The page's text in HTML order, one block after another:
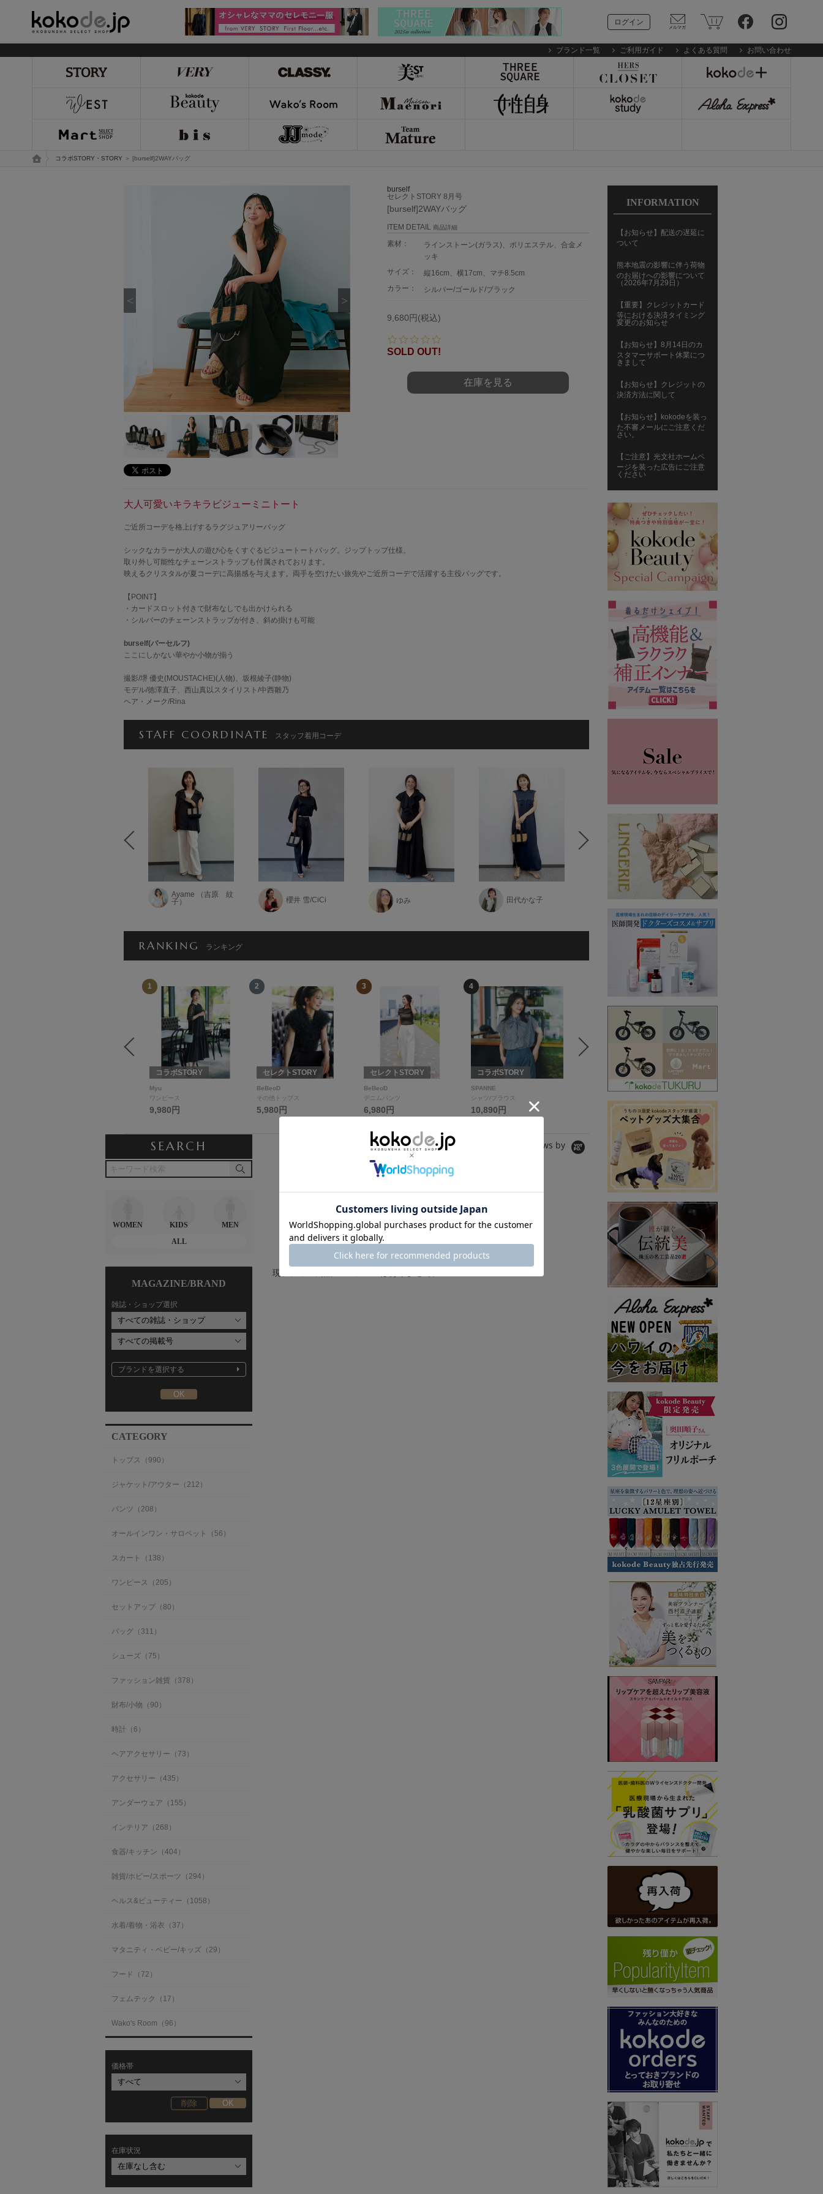
ログイン
ブランド一覧 ご利用ガイド よくある質問 お問い合わせ
トップページ
コラボSTORY・STORY ＞ [burself]2WAYバッグ
SEARCH
WOMEN KIDS
MEN
ALL
MAGAZINE/BRAND
雑誌・ショップ選択
ブランドを選択する
CATEGORY
トップス（990）
ジャケット/アウター（212）
パンツ（208）
オールインワン・サロペット（56）
スカート（138）
ワンピース（205）
セットアップ（80）
バッグ（311）
シューズ（75）
ファッション雑貨（378）
財布/小物（90）
時計（6）
ヘアアクセサリー（73）
アクセサリー（435）
アンダーウェア（155）
インテリア（268）
食器/キッチン（404）
雑貨/ホビー/スポーツ（294）
ヘルス&ビューティー（1058）
水着/着物・浴衣（37）
マタニティ・ベビー/キッズ（29）
フード（72）
フェムテック（17）
Wako's Room（96）
価格帯
在庫状況
burself
セレクトSTORY 8月号
[burself]2WAYバッグ
ITEM DETAIL 商品詳細
素材：
ラインストーン(ガラス)、ポリエステル、合金メ
ッキ
サイズ：
縦16cm、横17cm、マチ8.5cm
カラー：
シルバー/ゴールド/ブラック
9,680円(税込)
t
r
SOLD OUT!
在庫を見る
大人可愛いキラキラビジューミニトート
ご近所コーデを格上げするラグジュアリーバッグ
シックなカラーが大人の遊び心をくすぐるビジュートートバッグ。ジップトップ仕様。
取り外し可能性なチェーンストラップも付属されております。
映えるクリスタルが夏コーデに高揚感を与えます。両手を空けたい旅先やご近所コーデで活躍する主役バッグです。
【POINT】
・カードスロット付きで財布なしでも出かけられる
・シルバーのチェーンストラップが付き、斜め掛けも可能
burself(バーセルフ)
ここにしかない華やか小物が揃う
撮影/堺 優史(MOUSTACHE)(人物)、坂根綾子(静物)
モデル/徳澤直子、西山真以スタイリスト/中西雛乃
ヘア・メーク/Rina
STAFF COORDINATE スタッフ着用コーデ
Ayame （吉原 紋
子）
櫻井 雪/CiCi ゆみ 田代かな子 かねまるあいこ
RANKING ランキング
1
コラボSTORY
Myu
ワンピース
9,980円
2
セレクトSTORY
BeBeoD
その他トップス
5,980円
3
セレクトSTORY
BeBeoD
デニムパンツ
6,980円
4
コラボSTORY
SPANNE
シャツ/ブラウス
10,890円
セレクトSTORY
MERI
8,990円
Reviews by
0.
s
t
r
r
i
n
0 レビュー
現在、この商品の レビュー はありません。
INFORMATION
【お知らせ】配送の遅延に
ついて
熊本地震の影響に伴う荷物
のお届けへの影響について
（2026年7月29日）
【重要】クレジットカード
等における決済タイミング
変更のお知らせ
【お知らせ】8月14日のカ
スタマーサポート休業につ
きまして
【お知らせ】クレジットの
決済方法に関して
【お知らせ】kokodeを装っ
た不審メールにご注意くだ
さい。
【ご注意】光文社ホームペ
ージを装った広告にご注意
ください